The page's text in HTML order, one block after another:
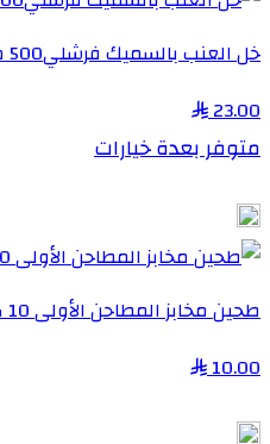
خل العنب بالسميك فرشلي500 مل
23.00
متوفر بعدة خيارات
طحين مخابز المطاحن الأولى 10 كيلو
10.00